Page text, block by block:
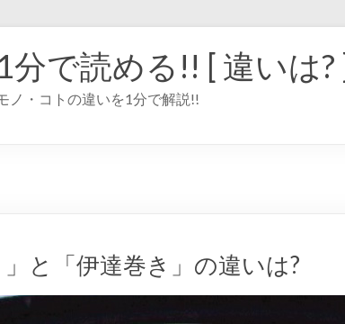
分で読める!! [ 違いは?
ノ・コトの違いを1分で解説!!
」と「伊達巻き」の違いは?